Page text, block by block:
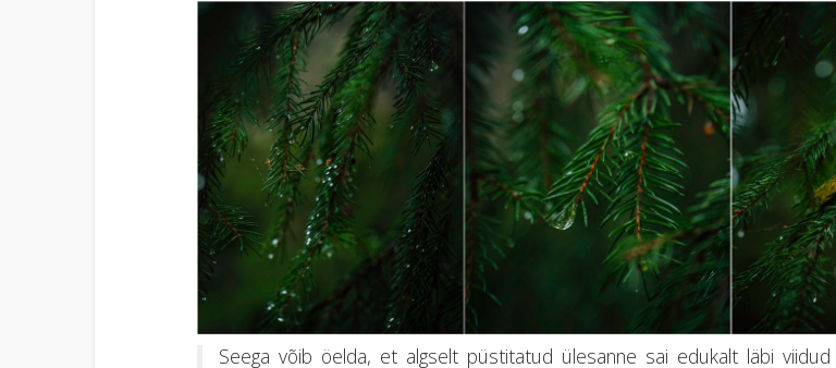
Seega võib öelda, et algselt püstitatud ülesanne sai edukalt läbi viidud